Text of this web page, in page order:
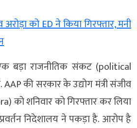
को ED ने किया गिरफ्तार, मनी
बड़ा राजनीतिक संकट (political
की सरकार के उद्योग मंत्री संजीव
को शनिवार को गिरफ्तार कर लिया
निदेशालय ने पकड़ा है. आरोप है